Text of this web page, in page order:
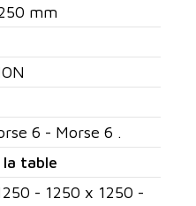
mm
6 - Morse 6 .
la table
- 1250 x 1250 -